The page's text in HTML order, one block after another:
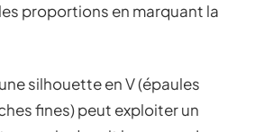
proportions en marquant la
silhouette en V (épaules
fines) peut exploiter un